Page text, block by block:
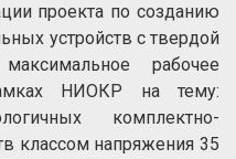
проекта по созданию
устройств с твердой
рабочее
НИОКР на тему:
комплектно-
классом напряжения 35